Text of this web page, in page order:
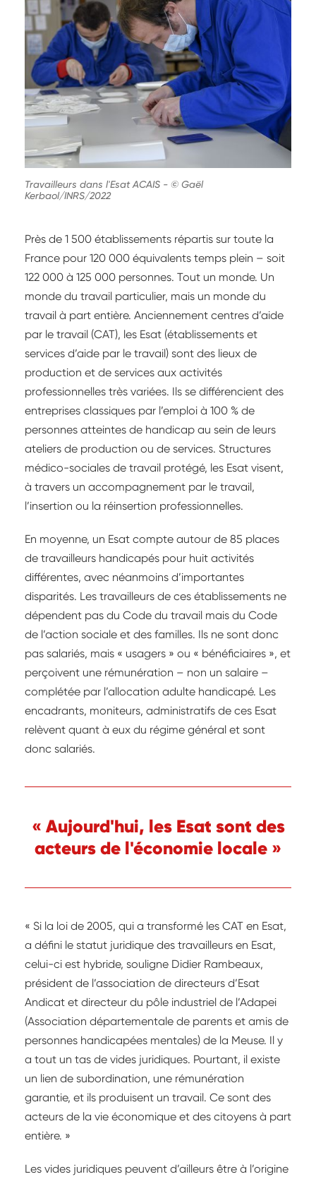
Travailleurs dans l'Esat ACAIS - © Gaël
Kerbaol/INRS/2022
Près de 1 500 établissements répartis sur toute la
France pour 120 000 équivalents temps plein – soit
122 000 à 125 000 personnes. Tout un monde. Un
monde du travail particulier, mais un monde du
travail à part entière. Anciennement centres d’aide
par le travail (CAT), les Esat (établissements et
services d’aide par le travail) sont des lieux de
production et de services aux activités
professionnelles très variées. Ils se différencient des
entreprises classiques par l’emploi à 100 % de
personnes atteintes de handicap au sein de leurs
ateliers de production ou de services. Structures
médico-sociales de travail protégé, les Esat visent,
à travers un accompagnement par le travail,
l’insertion ou la réinsertion professionnelles.
En moyenne, un Esat compte autour de 85 places
de travailleurs handicapés pour huit activités
différentes, avec néanmoins d’importantes
disparités. Les travailleurs de ces établissements ne
dépendent pas du Code du travail mais du Code
de l’action sociale et des familles. Ils ne sont donc
pas salariés, mais « usagers » ou « bénéficiaires », et
perçoivent une rémunération – non un salaire –
complétée par l’allocation adulte handicapé. Les
encadrants, moniteurs, administratifs de ces Esat
relèvent quant à eux du régime général et sont
donc salariés.
« Aujourd'hui, les Esat sont des
acteurs de l'économie locale »
« Si la loi de 2005, qui a transformé les CAT en Esat,
a défini le statut juridique des travailleurs en Esat,
celui-ci est hybride, souligne Didier Rambeaux,
président de l’association de directeurs d’Esat
Andicat et directeur du pôle industriel de l’Adapei
(Association départementale de parents et amis de
personnes handicapées mentales) de la Meuse. Il y
a tout un tas de vides juridiques. Pourtant, il existe
un lien de subordination, une rémunération
garantie, et ils produisent un travail. Ce sont des
acteurs de la vie économique et des citoyens à part
entière. »
Les vides juridiques peuvent d’ailleurs être à l’origine